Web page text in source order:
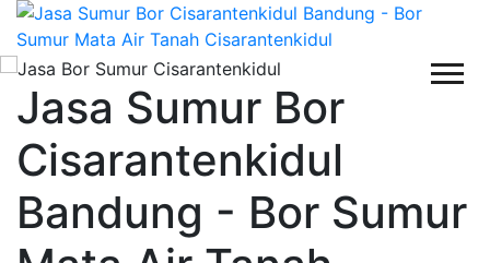
Jasa Sumur Bor
Cisarantenkidul
Bandung - Bor Sumur